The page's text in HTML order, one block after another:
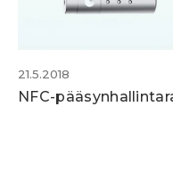
21.5.2018
NFC-